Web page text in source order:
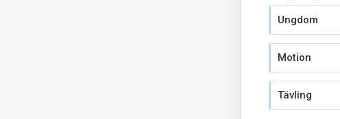
Ungdom
Motion
Tävling